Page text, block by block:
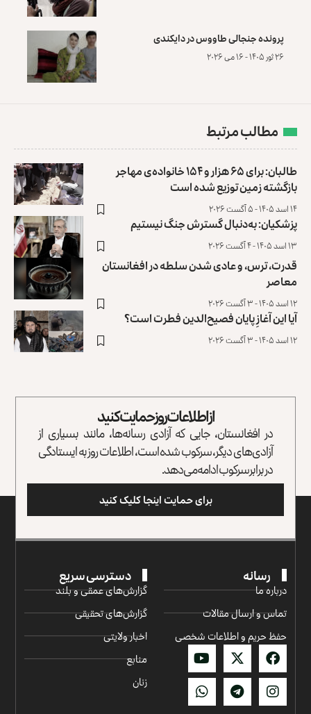
پرونده‌ جنجالی طاووس در دایکندی
۲۶ ثور ۱۴۰۵ - ۱۶ می ۲۰۲۶
مطالب مرتبط
طالبان: برای ۶۵ هزار و ۱۵۴ خانواده‌ی مهاجر
بازگشته زمین توزیع ‏شده است
۱۴ اسد ۱۴۰۵ - ۵ آگست ۲۰۲۶
پزشکیان: به‌دنبال گسترش جنگ نیستیم
۱۳ اسد ۱۴۰۵ - ۴ آگست ۲۰۲۶
قدرت، ترس، و عادی ‌شدن سلطه در افغانستان
معاصر
۱۲ اسد ۱۴۰۵ - ۳ آگست ۲۰۲۶
آیا این آغازِ پایان فصیح‌الدین فطرت است؟
۱۲ اسد ۱۴۰۵ - ۳ آگست ۲۰۲۶
از اطلاعات روز حمایت کنید
در افغانستان، جایی که آزادی رسانه‌ها، مانند بسیاری از
آزادی‌های دیگر، سرکوب شده است، اطلاعات روز به ایستادگی
در برابر سرکوب ادامه می‌دهد.
برای حمایت اینجا کلیک کنید
رسانه
درباره ما
تماس و ارسال مقالات
حفظ حریم و اطلاعات شخصی
دسترسی سریع
گزارش‌‌های عمقی و بلند
گزارش‌های تحقیقی
اخبار ولایتی
منابع
زنان